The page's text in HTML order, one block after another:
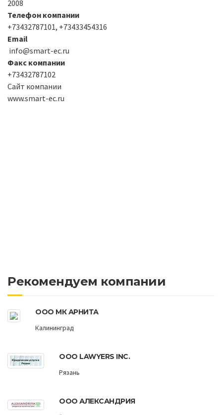
2008
Телефон компании
+73432787101, +73433454316
Email
info@smart-ec.ru
Факс компании
+73432787102
Сайт компании
www.smart-ec.ru
Рекомендуем компании
ООО МК АРНИТА
Калининград
ООО LAWYERS INC.
Рязань
ООО АЛЕКСАНДРИЯ